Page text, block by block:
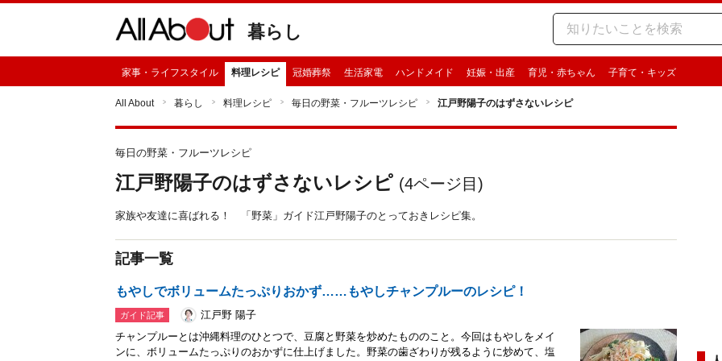
暮らし
家事・ライフスタイル 料理レシピ 冠婚葬祭 生活家電 ハンドメイド 妊娠・出産 育児・赤ちゃん 子育て・キッズ
All About 暮らし 料理レシピ 毎日の野菜・フルーツレシピ 江戸野陽子のはずさないレシピ
毎日の野菜・フルーツレシピ
江戸野陽子のはずさないレシピ (4ページ目)
家族や友達に喜ばれる！ 「野菜」ガイド江戸野陽子のとっておきレシピ集。
記事一覧
もやしでボリュームたっぷりおかず……もやしチャンプルーのレシピ！
ガイド記事
江戸野 陽子
チャンプルーとは沖縄料理のひとつで、豆腐と野菜を炒めたもののこと。今回はもやしをメイ
ンに、ボリュームたっぷりのおかずに仕上げました。野菜の歯ざわりが残るように炒めて、塩